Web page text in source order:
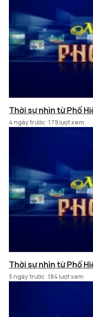
Thời sự nhìn từ Phố
4 ngày trước 179 lượt xem
Thời sự nhìn từ Phố
5 ngày trước 184 lượt xem